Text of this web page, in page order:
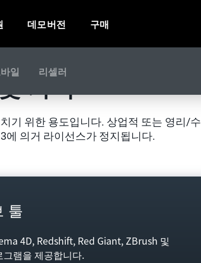
데모버전 구매
일 리셀러
가격
기 위한 용도입니다. 상업적 또는 영리/수
에 의거 라이선스가 정지됩니다.
툴
4D, Redshift, Red Giant, ZBrush 및
램을 제공합니다.